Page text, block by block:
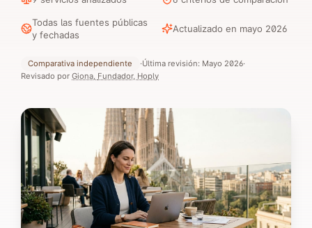
Todas las fuentes públicas
y fechadas
Actualizado en mayo 2026
Comparativa independiente ·Última revisión: Mayo 2026·
Revisado por Giona, Fundador, Hoply